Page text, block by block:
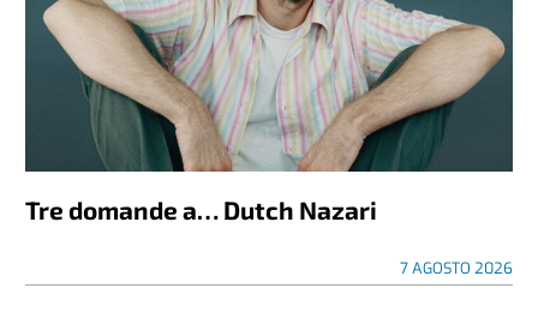
Tre domande a… Dutch Nazari
7 AGOSTO 2026